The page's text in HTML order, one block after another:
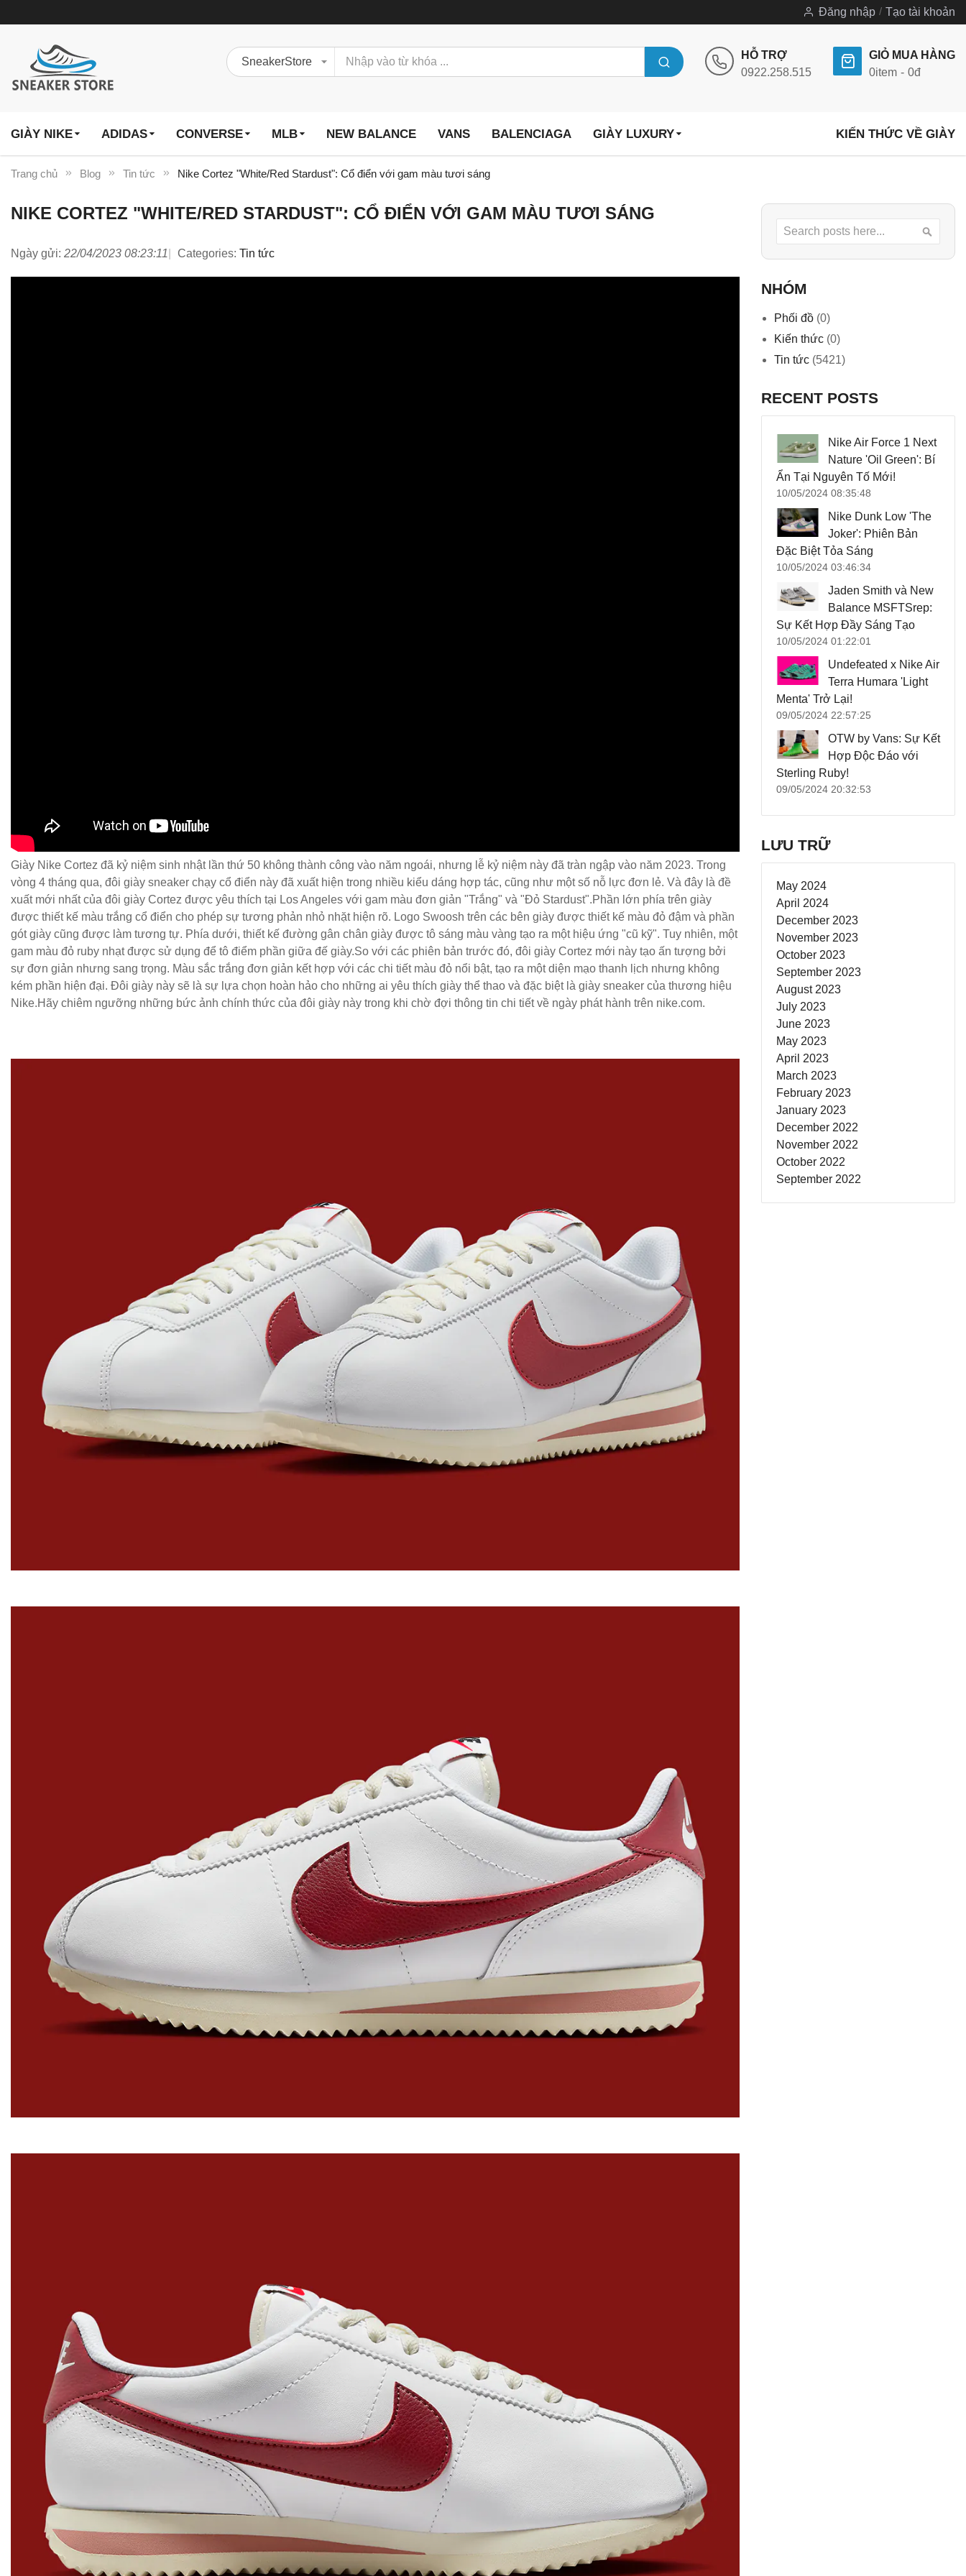
Đăng nhập Tạo tài khoản
HỖ TRỢ
0922.258.515
GIỎ MUA HÀNG
0item 0đ
GIÀY NIKE ADIDAS CONVERSE MLB NEW BALANCE VANS BALENCIAGA GIÀY LUXURY KIẾN THỨC VỀ GIÀY
Trang chủ Blog Tin tức Nike Cortez "White/Red Stardust": Cổ điển với gam màu tươi sáng
NIKE CORTEZ "WHITE/RED STARDUST": CỔ ĐIỂN VỚI GAM MÀU TƯƠI SÁNG
Ngày gửi: 22/04/2023 08:23:11 Categories: Tin tức
Giày Nike Cortez đã kỷ niệm sinh nhật lần thứ 50 không thành công vào năm ngoái, nhưng lễ kỷ niệm này đã tràn ngập vào năm 2023. Trong
vòng 4 tháng qua, đôi giày sneaker chạy cổ điển này đã xuất hiện trong nhiều kiểu dáng hợp tác, cũng như một số nỗ lực đơn lẻ. Và đây là đề
xuất mới nhất của đôi giày Cortez được yêu thích tại Los Angeles với gam màu đơn giản "Trắng" và "Đỏ Stardust".Phần lớn phía trên giày
được thiết kế màu trắng cổ điển cho phép sự tương phản nhỏ nhặt hiện rõ. Logo Swoosh trên các bên giày được thiết kế màu đỏ đậm và phần
gót giày cũng được làm tương tự. Phía dưới, thiết kế đường gân chân giày được tô sáng màu vàng tạo ra một hiệu ứng "cũ kỹ". Tuy nhiên, một
gam màu đỏ ruby nhạt được sử dụng để tô điểm phần giữa đế giày.So với các phiên bản trước đó, đôi giày Cortez mới này tạo ấn tượng bởi
sự đơn giản nhưng sang trọng. Màu sắc trắng đơn giản kết hợp với các chi tiết màu đỏ nổi bật, tạo ra một diện mạo thanh lịch nhưng không
kém phần hiện đại. Đôi giày này sẽ là sự lựa chọn hoàn hảo cho những ai yêu thích giày thể thao và đặc biệt là giày sneaker của thương hiệu
Nike.Hãy chiêm ngưỡng những bức ảnh chính thức của đôi giày này trong khi chờ đợi thông tin chi tiết về ngày phát hành trên nike.com.
Search
NHÓM
Phối đồ (0)
Kiến thức (0)
Tin tức (5421)
RECENT POSTS
Nike Air Force 1 Next
Nature 'Oil Green': Bí
Ẩn Tại Nguyên Tố Mới!
10/05/2024 08:35:48
Nike Dunk Low 'The
Joker': Phiên Bản
Đặc Biệt Tỏa Sáng
10/05/2024 03:46:34
Jaden Smith và New
Balance MSFTSrep:
Sự Kết Hợp Đầy Sáng Tạo
10/05/2024 01:22:01
Undefeated x Nike Air
Terra Humara 'Light
Menta' Trở Lại!
09/05/2024 22:57:25
OTW by Vans: Sự Kết
Hợp Độc Đáo với
Sterling Ruby!
09/05/2024 20:32:53
LƯU TRỮ
May 2024
April 2024
December 2023
November 2023
October 2023
September 2023
August 2023
July 2023
June 2023
May 2023
April 2023
March 2023
February 2023
January 2023
December 2022
November 2022
October 2022
September 2022